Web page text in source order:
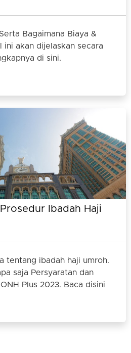
Bagaimana Biaya &
ini akan dijelaskan secara
di sini.
Ibadah Haji
tentang ibadah haji umroh.
saja Persyaratan dan
Plus 2023. Baca disini